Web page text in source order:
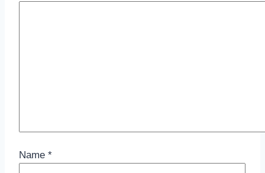
Name *